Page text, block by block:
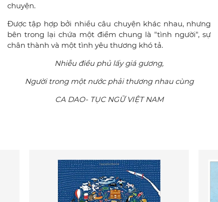
chuyện.
Được tập hợp bởi nhiều câu chuyện khác nhau, nhưng
bên trong lại chứa một điểm chung là "tình người", sự
chân thành và một tình yêu thương khó tả.
Nhiễu điều phủ lấy giá gương,
Người trong một nước phải thương nhau cùng
CA DAO- TỤC NGỮ VIỆT NAM